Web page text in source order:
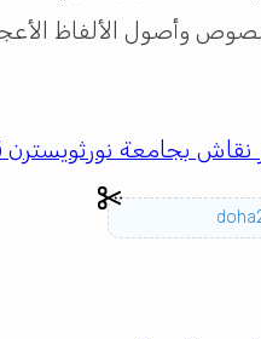
وأصول الألفاظ
نقاش بجامعة نورثويسترن